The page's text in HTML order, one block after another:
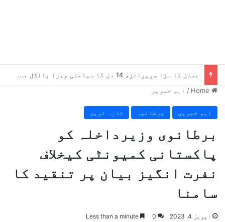
عمان کا بڑا سرپرائز، 14 دن کا سیاحتی ویزا بالکل مفت، کون اہل ہے؟
/ اہم خبریں
اہم خبریں برطانیہ تازہ ترین
برطانوی وزیرداخلہ کو
پاکستانی کمیونٹی کیخلاف
نفرت انگیز بیان پر تنقید کا
سامنا
اپریل 4, 2023 0